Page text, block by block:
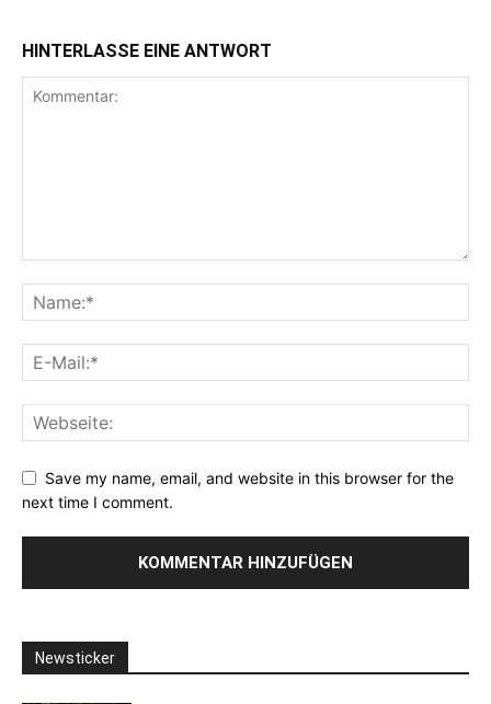
HINTERLASSE EINE ANTWORT
Save my name, email, and website in this browser for the
next time I comment.
Newsticker